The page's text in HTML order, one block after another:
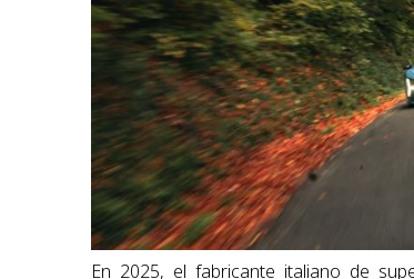
En 2025, el fabricante italiano de